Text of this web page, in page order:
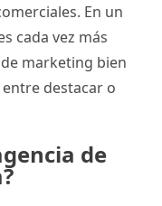
En un
cada vez más
marketing bien
destacar o
de